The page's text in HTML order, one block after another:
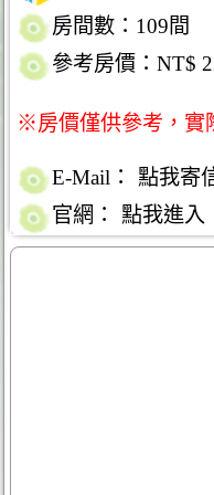
房間數：109間
參考房價：NT$
※房價僅供參考，實
E-Mail：
點我寄
官網：
點我進入